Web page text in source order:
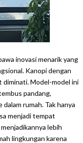
inovasi menarik yang
Kanopi dengan
diminati. Model-model ini
pandang,
rumah. Tak hanya
menjadi tempat
lebih
lingkungan karena